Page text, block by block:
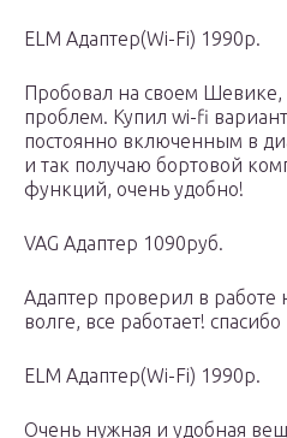
ELM Адаптер(Wi-Fi) 1990р.
Пробовал на своем Шевике,
проблем. Купил wi-fi
постоянно включенным в
и так получаю бортовой
функций, очень удобно!
VAG Адаптер 1090руб.
Адаптер проверил в работе
волге, все работает! спасибо
ELM Адаптер(Wi-Fi) 1990р.
Очень нужная и удобная